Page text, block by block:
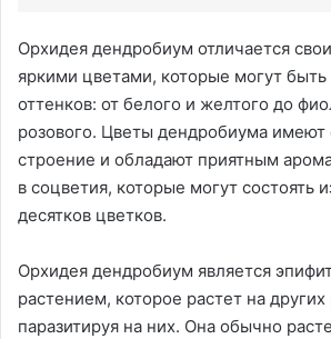
Орхидея дендробиум отличается
яркими цветами, которые могут
оттенков: от белого и желтого до
розового. Цветы дендробиума
строение и обладают приятным
в соцветия, которые могут состоять
десятков цветков.
Орхидея дендробиум является
растением, которое растет на других
паразитируя на них. Она обычно